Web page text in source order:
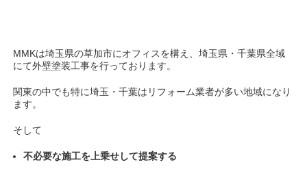
MMKは埼玉県の草加市にオフィスを構え、埼玉県・千葉県全域
にて外壁塗装工事を行っております。
関東の中でも特に埼玉・千葉はリフォーム業者が多い地域になり
ます。
そして
不必要な施工を上乗せして提案する